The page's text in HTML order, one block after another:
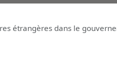
étrangères dans le